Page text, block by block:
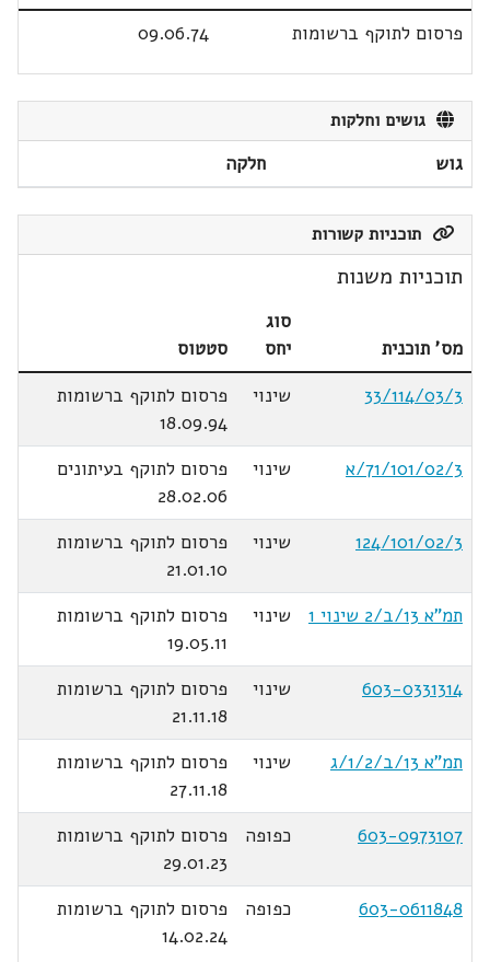
פרסום לתוקף ברשומות
09.06.74
גושים וחלקות
גוש חלקה
תוכניות קשורות
תוכניות משנות
מס' תוכנית
סוג
יחס
סטטוס
33/114/03/3
שינוי
פרסום לתוקף ברשומות
18.09.94
71/101/02/3/א
שינוי
פרסום לתוקף בעיתונים
28.02.06
124/101/02/3
שינוי
פרסום לתוקף ברשומות
21.01.10
תמ"א 13/ב/2 שינוי 1
שינוי
פרסום לתוקף ברשומות
19.05.11
603-0331314
שינוי
פרסום לתוקף ברשומות
21.11.18
תמ"א 13/ב/1/2/ג
שינוי
פרסום לתוקף ברשומות
27.11.18
603-0973107
כפופה
פרסום לתוקף ברשומות
29.01.23
603-0611848
כפופה
פרסום לתוקף ברשומות
14.02.24